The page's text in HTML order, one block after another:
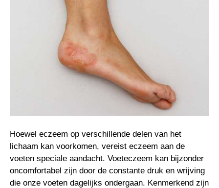
Hoewel eczeem op verschillende delen van het
lichaam kan voorkomen, vereist eczeem aan de
voeten speciale aandacht. Voeteczeem kan bijzonder
oncomfortabel zijn door de constante druk en wrijving
die onze voeten dagelijks ondergaan. Kenmerkend zijn